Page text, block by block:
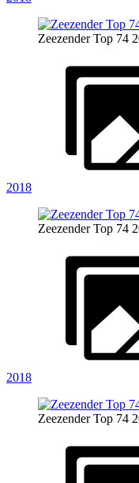
Zeezender Top 74
2018
Zeezender Top 74
2018
Zeezender Top 74